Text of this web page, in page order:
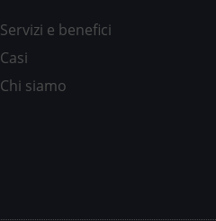
Servizi e benefici
Casi
Chi siamo